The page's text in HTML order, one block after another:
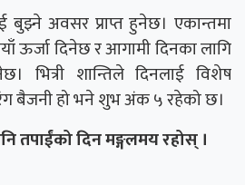
अवसर प्राप्त हुनेछ। एकान्तमा
ऊर्जा दिनेछ र आगामी दिनका लागि
भित्री शान्तिले दिनलाई विशेष
बैजनी हो भने शुभ अंक ५ रहेको छ।
तपाईंको दिन मङ्गलमय रहोस् ।